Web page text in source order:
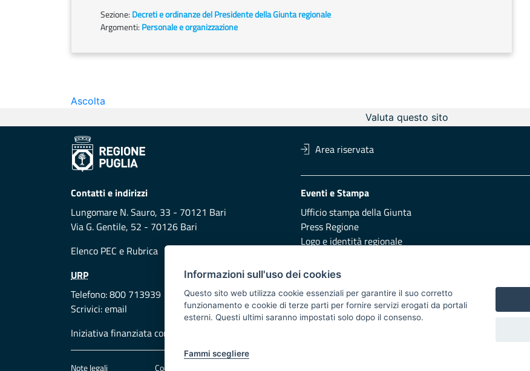
Sezione: Decreti e ordinanze del Presidente della Giunta regionale
Argomenti: Personale e organizzazione
Ascolta
Valuta questo sito
Area riservata
Contatti e indirizzi
Lungomare N. Sauro, 33 - 70121 Bari
Via G. Gentile, 52 - 70126 Bari
Elenco PEC e Rubrica
Eventi e Stampa
Ufficio stampa della Giunta
Press Regione
Logo e identità regionale
URP
Telefono: 800 713939
Scrivici:email
Redazione
Presentazione
Responsabili di pubblicazione
Iniziativa finanziata con risorse del POR Puglia 2014/2020 - Asse XI
Note legali Cookie e privacy
Informazioni sull'uso dei cookies
Questo sito web utilizza cookie essenziali per garantire il suo corretto
funzionamento e cookie di terze parti per fornire servizi erogati da portali
esterni. Questi ultimi saranno impostati solo dopo il consenso.
Fammi scegliere